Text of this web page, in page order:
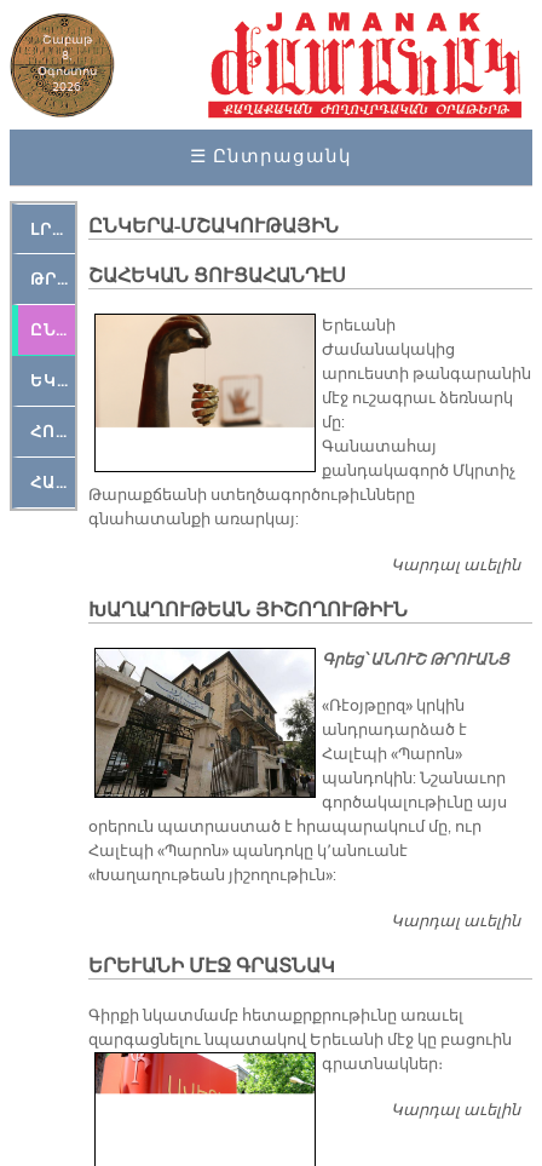
Շաբաթ
8,
Օգոստոս
2026
☰ Ընտրացանկ
ԼՐԱՀՈՍ
ԹՐՔԱՀԱՅ ԿԵԱՆՔ
ԸՆԿԵՐԱՄՇԱԿՈՒԹԱՅԻՆ
ԵԿԵՂԵՑԱԿԱՆ
ՀՈԳԵՄՏԱՒՈՐ
ՀԱՐԹԱԿ
ԸՆԿԵՐԱ-ՄՇԱԿՈՒԹԱՅԻՆ
ՇԱՀԵԿԱՆ ՑՈՒՑԱՀԱՆԴԷՍ
Երեւանի
Ժամանակակից
արուեստի թանգարանին
մէջ ուշագրաւ ձեռնարկ
մը:
Գանատահայ
քանդակագործ Մկրտիչ
Թարաքճեանի ստեղծագործութիւնները
գնահատանքի առարկայ:
Կարդալ աւելին
ԽԱՂԱՂՈՒԹԵԱՆ ՅԻՇՈՂՈՒԹԻՒՆ
Գրեց՝ ԱՆՈՒՇ ԹՐՈՒԱՆՑ
«Ռէօյթըրզ» կրկին
անդրադարձած է
Հալէպի «Պարոն»
պանդոկին: Նշանաւոր
գործակալութիւնը այս
օրերուն պատրաստած է հրապարակում մը, ուր
Հալէպի «Պարոն» պանդոկը կ՚անուանէ
«Խաղաղութեան յիշողութիւն»:
Կարդալ աւելին
ԵՐԵՒԱՆԻ ՄԷՋ ԳՐԱՏՆԱԿ
Գիրքի նկատմամբ հետաքրքրութիւնը առաւել
զարգացնելու նպատակով Երեւանի մէջ կը բացուին
գրատնակներ։
Կարդալ աւելին